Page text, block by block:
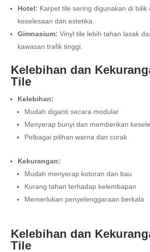
Hotel: Karpet tile sering digunakan di bilik
keselesaan dan estetika.
Gimnasium: Vinyl tile lebih tahan lasak
kawasan trafik tinggi.
Kelebihan dan
Tile
Kelebihan:
Mudah diganti secara modular
Menyerap bunyi dan memberikan
Pelbagai pilihan warna dan corak
Kekurangan:
Mudah menyerap kotoran dan bau
Kurang tahan terhadap kelembapan
Memerlukan penyelenggaraan berkala
Kelebihan dan
Tile